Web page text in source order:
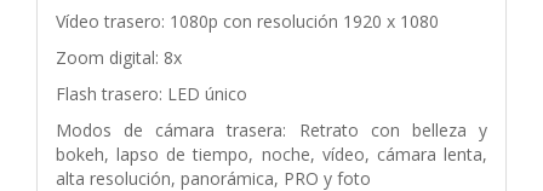
Vídeo trasero: 1080p con resolución 1920 x 1080
Zoom digital: 8x
Flash trasero: LED único
Modos de cámara trasera: Retrato con belleza y
bokeh, lapso de tiempo, noche, vídeo, cámara lenta,
alta resolución, panorámica, PRO y foto